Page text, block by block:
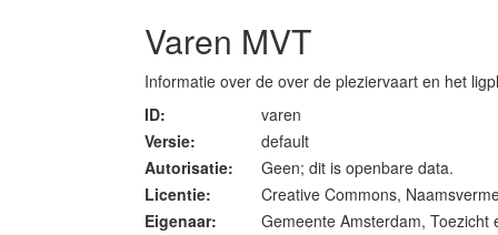
Varen MVT
Informatie over de over de pleziervaart en het
ID:
varen
Versie:
default
Autorisatie:
Geen; dit is openbare data.
Licentie:
Creative Commons,
Eigenaar:
Gemeente Amsterdam,